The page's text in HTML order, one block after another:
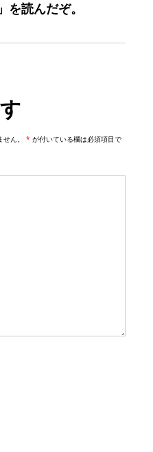
読んだぞ。
ん。 * が付いている欄は必須項目で